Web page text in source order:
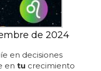
de 2024
en decisiones
en tu crecimiento